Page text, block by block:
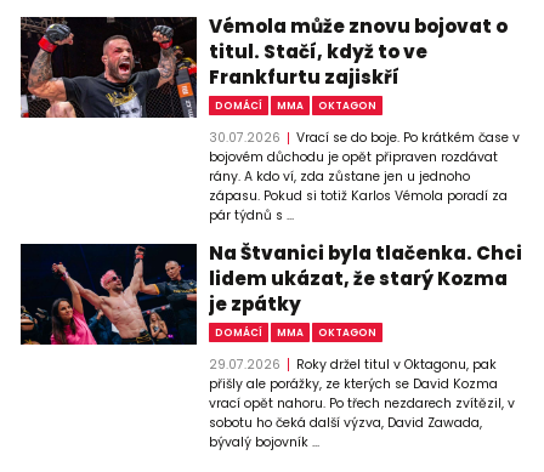
Vémola může znovu bojovat o
titul. Stačí, když to ve
Frankfurtu zajiskří
DOMÁCÍ MMA OKTAGON
30.07.2026
Vrací se do boje. Po krátkém čase v
bojovém důchodu je opět připraven rozdávat
rány. A kdo ví, zda zůstane jen u jednoho
zápasu. Pokud si totiž Karlos Vémola poradí za
pár týdnů s ...
Na Štvanici byla tlačenka. Chci
lidem ukázat, že starý Kozma
je zpátky
DOMÁCÍ MMA OKTAGON
29.07.2026
Roky držel titul v Oktagonu, pak
přišly ale porážky, ze kterých se David Kozma
vrací opět nahoru. Po třech nezdarech zvítězil, v
sobotu ho čeká další výzva, David Zawada,
bývalý bojovník ...